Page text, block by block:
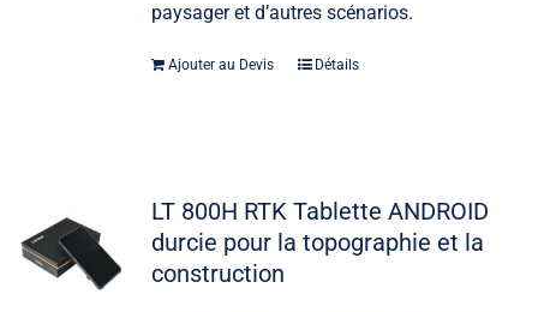
paysager et d’autres scénarios.
Ajouter au Devis Détails
LT 800H RTK Tablette ANDROID
durcie pour la topographie et la
construction